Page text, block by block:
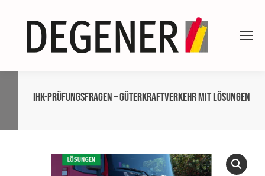
IHK-Prüfungsfragen – Güterkraftverkehr MIT Lösungen